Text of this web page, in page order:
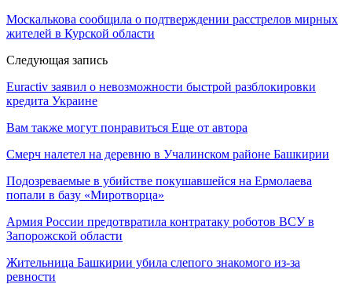
Москалькова сообщила о подтверждении расстрелов мирных
жителей в Курской области
Следующая запись
Euractiv заявил о невозможности быстрой разблокировки
кредита Украине
Вам также могут понравиться Еще от автора
Смерч налетел на деревню в Учалинском районе Башкирии
Подозреваемые в убийстве покушавшейся на Ермолаева
попали в базу «Миротворца»
Армия России предотвратила контратаку роботов ВСУ в
Запорожской области
Жительница Башкирии убила слепого знакомого из-за
ревности